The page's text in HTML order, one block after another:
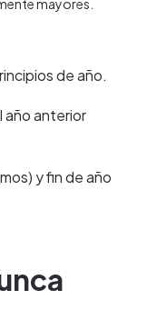
mayores.
de año.
año anterior
y fin de año